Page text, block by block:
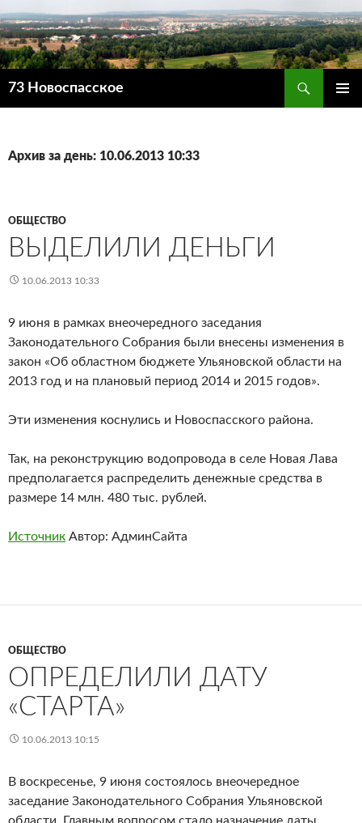
73 Новоспасское
Архив за день: 10.06.2013 10:33
ОБЩЕСТВО
ВЫДЕЛИЛИ ДЕНЬГИ
10.06.2013 10:33
9 июня в рамках внеочередного заседания
Законодательного Собрания были внесены изменения в
закон «Об областном бюджете Ульяновской области на
2013 год и на плановый период 2014 и 2015 годов».
Эти изменения коснулись и Новоспасского района.
Так, на реконструкцию водопровода в селе Новая Лава
предполагается распределить денежные средства в
размере 14 млн. 480 тыс. рублей.
Источник Автор: АдминСайта
ОБЩЕСТВО
ОПРЕДЕЛИЛИ ДАТУ
«СТАРТА»
10.06.2013 10:15
В воскресенье, 9 июня состоялось внеочередное
заседание Законодательного Собрания Ульяновской